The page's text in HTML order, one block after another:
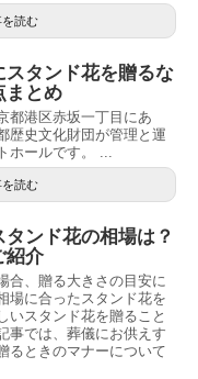
読む
タンド花を贈るな
まとめ
都港区赤坂一丁目にあ
歴史文化財団が管理と運
ホールです。 ...
読む
ンド花の相場は？
紹介
合、贈る大きさの目安に
場に合ったスタンド花を
いスタンド花を贈ること
事では、葬儀にお供えす
るときのマナーについて